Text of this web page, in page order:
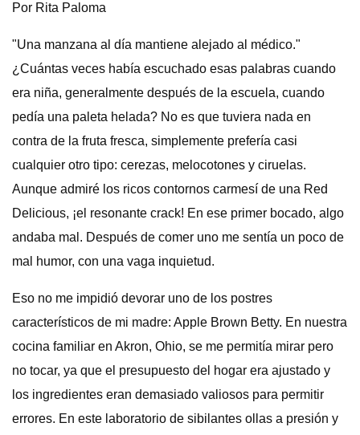
Por Rita Paloma
"Una manzana al día mantiene alejado al médico."
¿Cuántas veces había escuchado esas palabras cuando
era niña, generalmente después de la escuela, cuando
pedía una paleta helada? No es que tuviera nada en
contra de la fruta fresca, simplemente prefería casi
cualquier otro tipo: cerezas, melocotones y ciruelas.
Aunque admiré los ricos contornos carmesí de una Red
Delicious, ¡el resonante crack! En ese primer bocado, algo
andaba mal. Después de comer uno me sentía un poco de
mal humor, con una vaga inquietud.
Eso no me impidió devorar uno de los postres
característicos de mi madre: Apple Brown Betty. En nuestra
cocina familiar en Akron, Ohio, se me permitía mirar pero
no tocar, ya que el presupuesto del hogar era ajustado y
los ingredientes eran demasiado valiosos para permitir
errores. En este laboratorio de sibilantes ollas a presión y